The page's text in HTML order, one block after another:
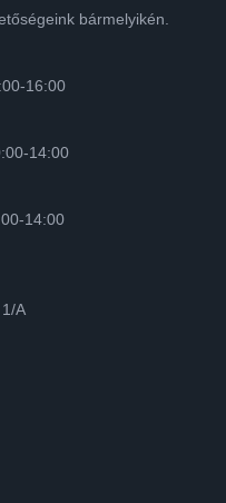
bármelyikén.
16:00
14:00
14:00
A